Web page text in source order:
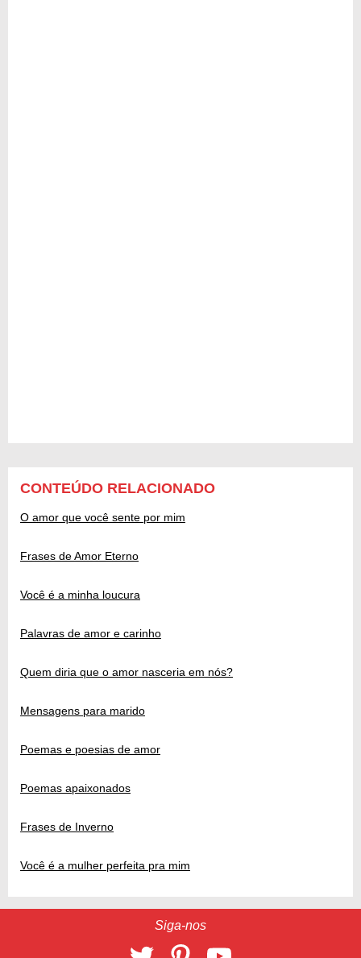
CONTEÚDO RELACIONADO
O amor que você sente por mim
Frases de Amor Eterno
Você é a minha loucura
Palavras de amor e carinho
Quem diria que o amor nasceria em nós?
Mensagens para marido
Poemas e poesias de amor
Poemas apaixonados
Frases de Inverno
Você é a mulher perfeita pra mim
Siga-nos